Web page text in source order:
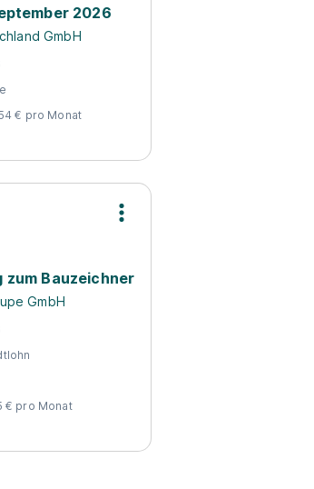
2026
GmbH
€ pro Monat
zum Bauzeichner
GmbH
€ pro Monat